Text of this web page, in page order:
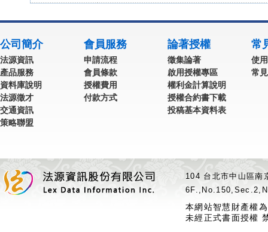
公司簡介
法源資訊
產品服務
資料庫說明
法源徵才
交通資訊
策略聯盟
會員服務
申請流程
會員條款
授權費用
付款方式
論著授權
徵集論著
啟用授權專區
權利金計算說明
授權合約書下載
投稿基本資料表
常
使
常
104 台北市中山區
本網站智慧財產權
未經正式書面授權